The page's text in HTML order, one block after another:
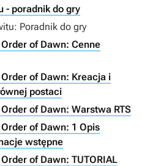
- poradnik do gry
Poradnik do gry
of Dawn: Cenne
of Dawn: Kreacja i
postaci
of Dawn: Warstwa RTS
of Dawn: 1 Opis
wstępne
of Dawn: TUTORIAL